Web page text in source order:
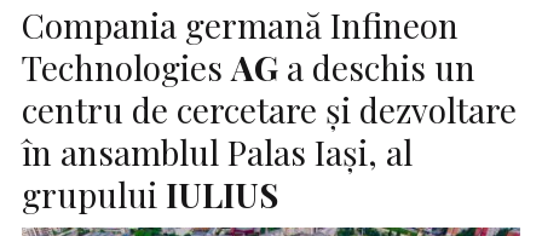
Compania germană Infineon
Technologies AG a deschis un
centru de cercetare și dezvoltare
în ansamblul Palas Iași, al
grupului IULIUS